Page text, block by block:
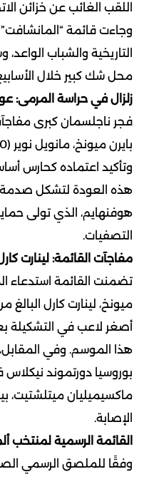
اللقب الغائب عن خزائن
وجاءت قائمة “المانشافت”
التاريخية والشباب
محل شك كبير خلال
زلزال في حراسة المرمى:
فجر ناجلسمان كبرى
وتأكيد اعتماده كحارس
هذه العودة لتشكل صدمة
هوفنهايم، الذي تولى
التصفيات.
مفاجآت القائمة: لينارت
تضمنت القائمة استدعاء
أصغر لاعب في التشكيلة
هذا الموسم. وفي
بوروسيا دورتموند
ماكسيميليان ميتلشتيت،
الإصابة.
القائمة الرسمية لمنتخب
وفقًا للملصق الرسمي